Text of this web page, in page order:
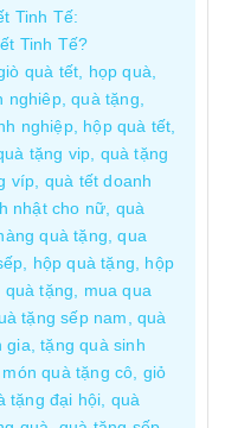
Tinh Tế:
Tinh Tế?
quà tết, họp quà,
quà tặng,
nghiệp, hộp quà tết,
tặng vip, quà tặng
víp, quà tết doanh
nhật cho nữ, quà
quà tặng, qua
hộp quà tặng, hộp
tặng, mua qua
tặng sếp nam, quà
gia, tặng quà sinh
quà tặng cô, giỏ
tặng đại hội, quà